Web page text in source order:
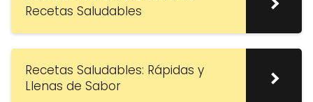
Recetas Saludables
Recetas Saludables: Rápidas y
Llenas de Sabor